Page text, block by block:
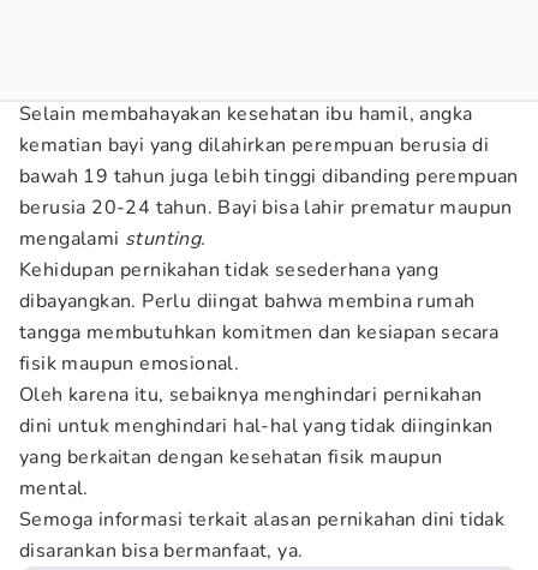
Selain membahayakan kesehatan ibu hamil, angka
kematian bayi yang dilahirkan perempuan berusia di
bawah 19 tahun juga lebih tinggi dibanding perempuan
berusia 20-24 tahun. Bayi bisa lahir prematur maupun
mengalami stunting.
Kehidupan pernikahan tidak sesederhana yang
dibayangkan. Perlu diingat bahwa membina rumah
tangga membutuhkan komitmen dan kesiapan secara
fisik maupun emosional.
Oleh karena itu, sebaiknya menghindari pernikahan
dini untuk menghindari hal-hal yang tidak diinginkan
yang berkaitan dengan kesehatan fisik maupun
mental.
Semoga informasi terkait alasan pernikahan dini tidak
disarankan bisa bermanfaat, ya.